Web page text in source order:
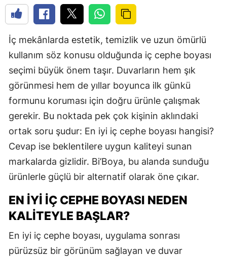
İç mekânlarda estetik, temizlik ve uzun ömürlü
kullanım söz konusu olduğunda iç cephe boyası
seçimi büyük önem taşır. Duvarların hem şık
görünmesi hem de yıllar boyunca ilk günkü
formunu koruması için doğru ürünle çalışmak
gerekir. Bu noktada pek çok kişinin aklındaki
ortak soru şudur: En iyi iç cephe boyası hangisi?
Cevap ise beklentilere uygun kaliteyi sunan
markalarda gizlidir. Bi’Boya, bu alanda sunduğu
ürünlerle güçlü bir alternatif olarak öne çıkar.
EN İYI İÇ CEPHE BOYASI NEDEN
KALITEYLE BAŞLAR?
En iyi iç cephe boyası, uygulama sonrası
pürüzsüz bir görünüm sağlayan ve duvar